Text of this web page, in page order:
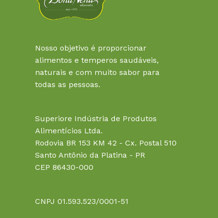
Nosso objetivo é proporcionar
alimentos e temperos saudáveis,
naturais e com muito sabor para
todas as pessoas.
Superiore Indústria de Produtos
Alimentícios Ltda.
Rodovia BR 153 KM 42 - Cx. Postal 510
Santo Antônio da Platina - PR
CEP 86430-000
CNPJ 01.593.523/0001-51